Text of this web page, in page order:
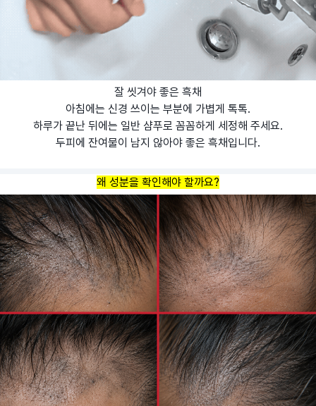
잘 씻겨야 좋은 흑채
아침에는 신경 쓰이는 부분에 가볍게 톡톡.
하루가 끝난 뒤에는 일반 샴푸로 꼼꼼하게 세정해 주세요.
두피에 잔여물이 남지 않아야 좋은 흑채입니다.
왜 성분을 확인해야 할까요?